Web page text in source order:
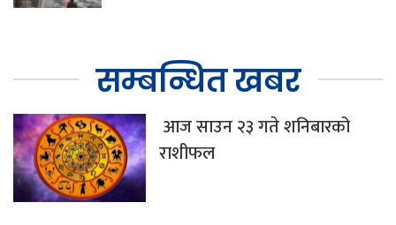
सम्बन्धित खबर
आज साउन २३ गते शनिबारको
राशीफल